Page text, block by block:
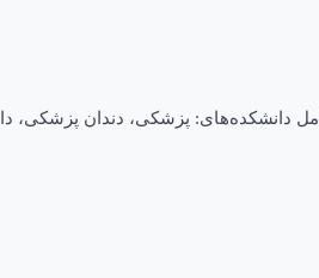
دانشکده‌های: پزشکی، دندان پزشکی،